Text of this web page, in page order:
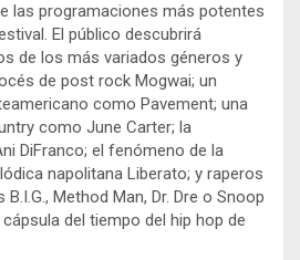
las programaciones más potentes
El público descubrirá
de los más variados géneros y
de post rock Mogwai; un
como Pavement; una
como June Carter; la
DiFranco; el fenómeno de la
napolitana Liberato; y raperos
Method Man, Dr. Dre o Snoop
del tiempo del hip hop de